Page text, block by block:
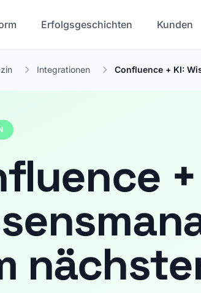
Erfolgsgeschichten Kunden
Integrationen Confluence + KI: